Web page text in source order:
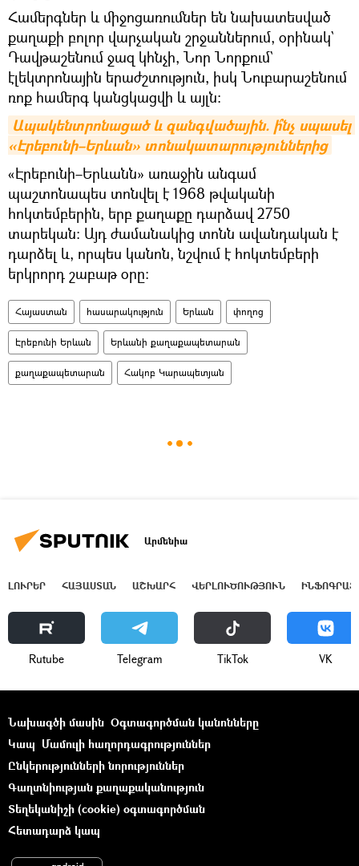
Համերգներ և միջոցառումներ են նախատեսված
քաղաքի բոլոր վարչական շրջաններում, օրինակ`
Դավթաշենում ջազ կհնչի, Նոր Նորքում`
էլեկտրոնային երաժշտություն, իսկ Նուբարաշենում
ռոք համերգ կանցկացվի և այլն։
Ապակենտրոնացած և զանգվածային. ի՞նչ սպասել
«Էրեբունի–Երևան» տոնակատարություններից
«Էրեբունի–Երևանն» առաջին անգամ
պաշտոնապես տոնվել է 1968 թվականի
հոկտեմբերին, երբ քաղաքը դարձավ 2750
տարեկան։ Այդ ժամանակից տոնն ավանդական է
դարձել և, որպես կանոն, նշվում է հոկտեմբերի
երկրորդ շաբաթ օրը։
Հայաստան հասարակություն Երևան փողոց
Էրեբունի Երևան Երևանի քաղաքապետարան
քաղաքապետարան Հակոբ Կարապետյան
Արմենիա
ԼՈՒՐԵՐ ՀԱՅԱՍՏԱՆ ԱՇԽԱՐՀ ՎԵՐԼՈՒԾՈՒԹՅՈՒՆ
Rutube Telegram ТikТоk VK
Նախագծի մասին Օգտագործման կանոնները
Կապ Մամուլի հաղորդագրություններ
Ընկերությունների նորություններ
Գաղտնիության քաղաքականություն
Տեղեկանիշի (cookie) օգտագործման
Հետադարձ կապ